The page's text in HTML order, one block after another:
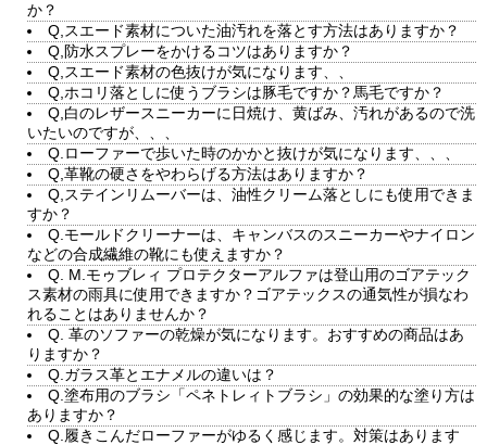
か？
Q,スエード素材についた油汚れを落とす方法はありますか？
Q,防水スプレーをかけるコツはありますか？
Q,スエード素材の色抜けが気になります、、
Q,ホコリ落としに使うブラシは豚毛ですか？馬毛ですか？
Q,白のレザースニーカーに日焼け、黄ばみ、汚れがあるので洗
いたいのですが、、、
Q.ローファーで歩いた時のかかと抜けが気になります、、、
Q,革靴の硬さをやわらげる方法はありますか？
Q,ステインリムーバーは、油性クリーム落としにも使用できま
すか？
Q.モールドクリーナーは、キャンバスのスニーカーやナイロン
などの合成繊維の靴にも使えますか？
Q. M.モゥブレィ プロテクターアルファは登山用のゴアテック
ス素材の雨具に使用できますか？ゴアテックスの通気性が損なわ
れることはありませんか？
Q. 革のソファーの乾燥が気になります。おすすめの商品はあ
りますか？
Q.ガラス革とエナメルの違いは？
Q.塗布用のブラシ「ペネトレィトブラシ」の効果的な塗り方は
ありますか？
Q.履きこんだローファーがゆるく感じます。対策はあります